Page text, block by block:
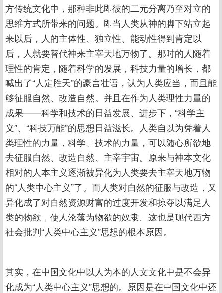
方传统文化中，那种非此即彼的二元分离乃至对立的
思维方式所带来的问题。即当人类从神的脚下站立起
来以后，人的主体性、独立性、能动性得到肯定以
后，人就要替代神来主宰天地万物了。那时的人随着
理性的肯定，随着科学的发展，科技力量的增长，都
喊出了“人定胜天”的豪言壮语，认为人类应当，而且能
够征服自然、改造自然。并且在作为人类理性力量的
成果——科学和技术的日益发展、进步下，“科学主
义”、“科技万能”的思想日益滋长。人类自以为凭着人
类理性的力量，科学、技术的力量，可以随心所欲地
去征服自然、改造自然、主宰宇宙。原来与神本文化
相对的人本主义逐渐被异化为人类要去主宰天地万物
的“人类中心主义”了。而人类对自然的征服与改造，又
异化成了对自然资源财富的过度开发和掠夺以满足人
类的物欲，使人沦落为物欲的奴隶。这也是现代西方
社会批判“人类中心主义”思想的根本原因。
其实，在中国文化中以人为本的人文文化中是不会异
化成为“人类中心主义”思想的。原因是在中国文化中还